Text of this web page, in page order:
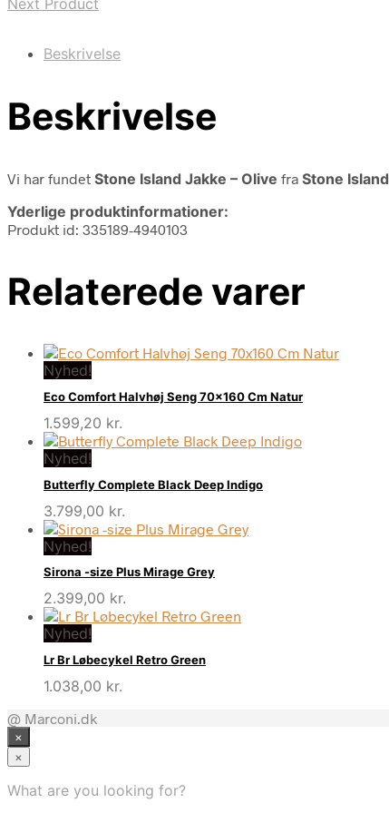
Beskrivelse
Beskrivelse
Vi har fundet Stone Island Jakke – Olive fra Stone Island
Yderlige produktinformationer:
Produkt id: 335189-4940103
Relaterede varer
Nyhed!
Eco Comfort Halvhøj Seng 70×160 Cm Natur
1.599,20 kr.
Nyhed!
Butterfly Complete Black Deep Indigo
3.799,00 kr.
Nyhed!
Sirona -size Plus Mirage Grey
2.399,00 kr.
Nyhed!
Lr Br Løbecykel Retro Green
1.038,00 kr.
@ Marconi.dk
×
×
What are you looking for?